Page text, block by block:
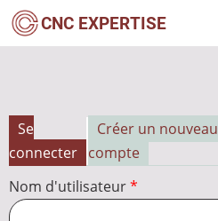
Aller
au
CNC EXPERTISE
Onglets
principaux
Se
connecter
Créer un nouveau
compte
Nom d'utilisateur